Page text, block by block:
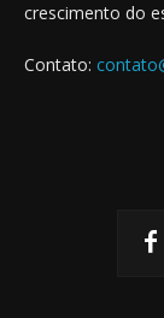
crescimento do
Contato: